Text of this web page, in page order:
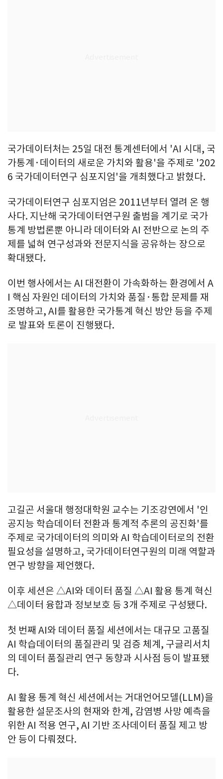
국가데이터처는 25일 대전 통계센터에서 'AI 시대, 국
가통계·데이터의 새로운 가치와 활용'을 주제로 '202
6 국가데이터연구 심포지엄'을 개최했다고 밝혔다.
국가데이터연구 심포지엄은 2011년부터 열려 온 행
사다. 지난해 국가데이터연구원 출범을 계기로 국가
통계 방법론뿐 아니라 데이터와 AI 전반으로 논의 주
제를 넓혀 연구성과와 전문지식을 공유하는 장으로
확대됐다.
이번 행사에서는 AI 대전환이 가속화하는 환경에서 A
I 핵심 자원인 데이터의 가치와 품질·통합 문제를 재
조명하고, AI를 활용한 국가통계 혁신 방안 등을 주제
로 발표와 토론이 진행됐다.
고길곤 서울대 행정대학원 교수는 기조강연에서 '인
공지능 학습데이터 전환과 통계적 추론의 공진화'를
주제로 국가데이터의 의미와 AI 학습데이터로의 전환
필요성을 설명하고, 국가데이터연구원의 미래 역할과
연구 방향을 제언했다.
이후 세션은 △AI와 데이터 품질 △AI 활용 통계 혁신
△데이터 융합과 정보보호 등 3개 주제로 구성됐다.
첫 번째 AI와 데이터 품질 세션에서는 대규모 고품질
AI 학습데이터의 품질관리 및 검증 체계, 구글리서치
의 데이터 품질관리 연구 동향과 시사점 등이 발표됐
다.
AI 활용 통계 혁신 세션에서는 거대언어모델(LLM)을
활용한 설문조사의 현재와 한계, 감염병 사망 예측을
위한 AI 적용 연구, AI 기반 조사데이터 품질 제고 방
안 등이 다뤄졌다.